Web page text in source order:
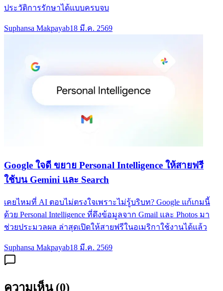
ประวัติการรักษาได้แบบครบจบ
Suphansa Makpayab18 มี.ค. 2569
Google ใจดี ขยาย Personal Intelligence ให้สายฟรี
ใช้บน Gemini และ Search
เคยไหมที่ AI ตอบไม่ตรงใจเพราะไม่รู้บริบท? Google แก้เกมนี้
ด้วย Personal Intelligence ที่ดึงข้อมูลจาก Gmail และ Photos มา
ช่วยประมวลผล ล่าสุดเปิดให้สายฟรีในอเมริกาใช้งานได้แล้ว
Suphansa Makpayab18 มี.ค. 2569
ความเห็น (0)